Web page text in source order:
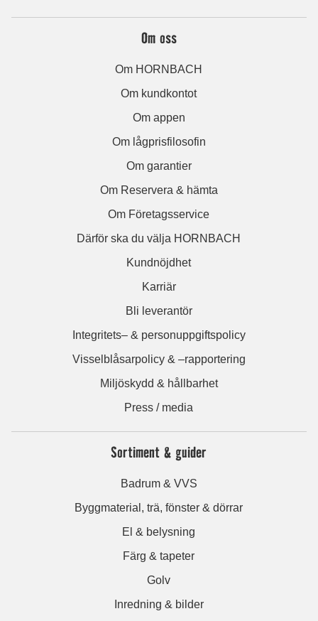
Om oss
Om HORNBACH
Om kundkontot
Om appen
Om lågprisfilosofin
Om garantier
Om Reservera & hämta
Om Företagsservice
Därför ska du välja HORNBACH
Kundnöjdhet
Karriär
Bli leverantör
Integritets– & personuppgiftspolicy
Visselblåsarpolicy & –rapportering
Miljöskydd & hållbarhet
Press / media
Sortiment & guider
Badrum & VVS
Byggmaterial, trä, fönster & dörrar
El & belysning
Färg & tapeter
Golv
Inredning & bilder